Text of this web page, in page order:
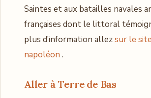
Saintes et aux batailles navales
françaises dont le littoral
plus d’information allezsur le
napoléon .
Aller àTerre de Bas